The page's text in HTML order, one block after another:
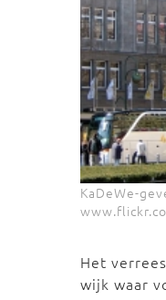
KaDeWe-
Het
wijk waar